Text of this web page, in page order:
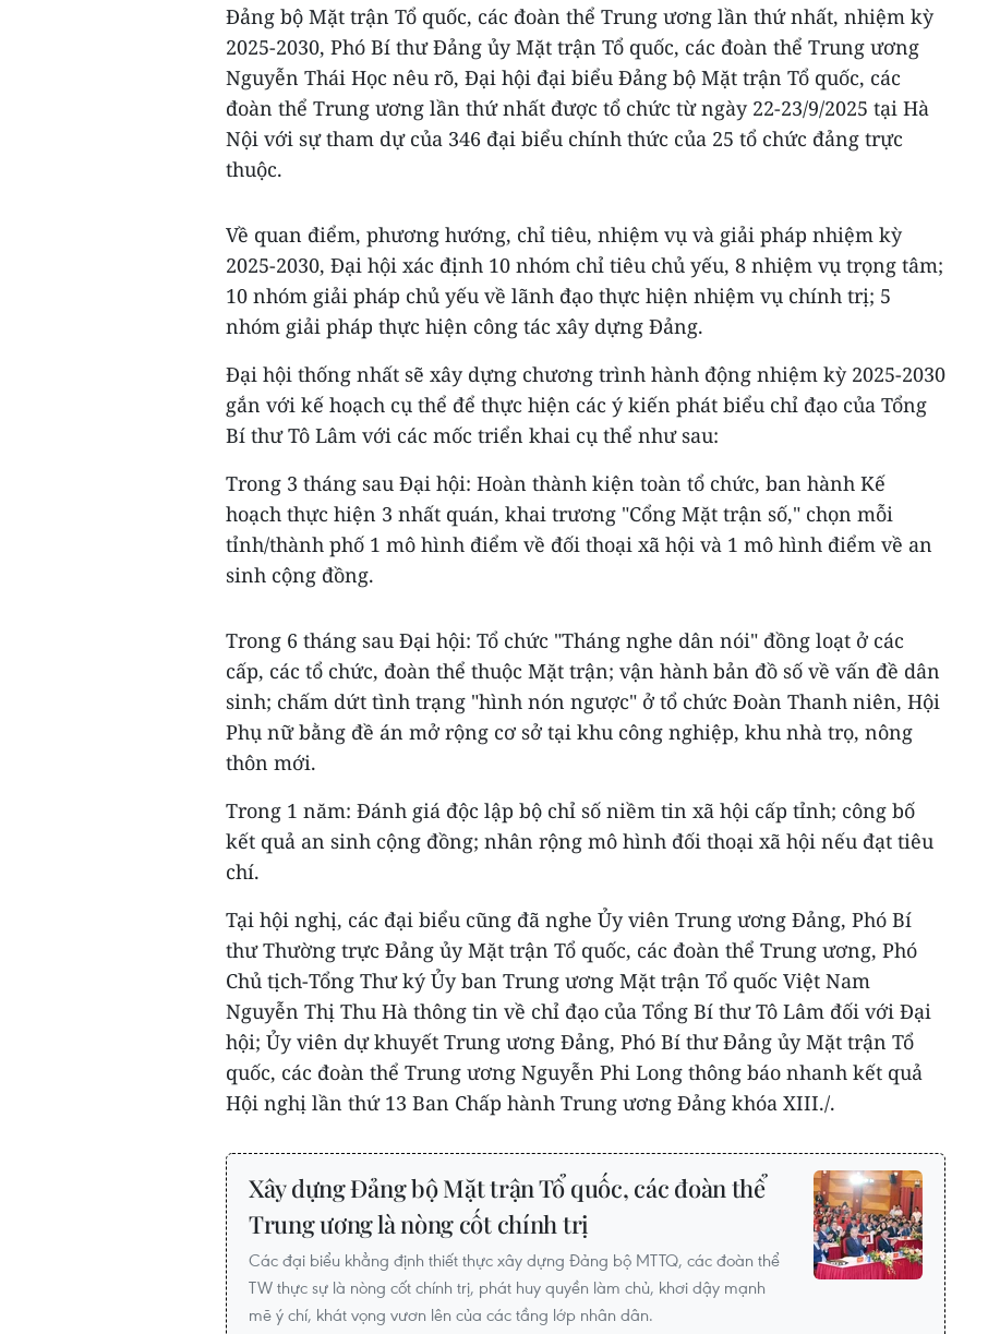
Đảng bộ Mặt trận Tổ quốc, các đoàn thể Trung ương lần thứ nhất, nhiệm kỳ
2025-2030, Phó Bí thư Đảng ủy Mặt trận Tổ quốc, các đoàn thể Trung ương
Nguyễn Thái Học nêu rõ, Đại hội đại biểu Đảng bộ Mặt trận Tổ quốc, các
đoàn thể Trung ương lần thứ nhất được tổ chức từ ngày 22-23/9/2025 tại Hà
Nội với sự tham dự của 346 đại biểu chính thức của 25 tổ chức đảng trực
thuộc.
Về quan điểm, phương hướng, chỉ tiêu, nhiệm vụ và giải pháp nhiệm kỳ
2025-2030, Đại hội xác định 10 nhóm chỉ tiêu chủ yếu, 8 nhiệm vụ trọng tâm;
10 nhóm giải pháp chủ yếu về lãnh đạo thực hiện nhiệm vụ chính trị; 5
nhóm giải pháp thực hiện công tác xây dựng Đảng.
Đại hội thống nhất sẽ xây dựng chương trình hành động nhiệm kỳ 2025-2030
gắn với kế hoạch cụ thể để thực hiện các ý kiến phát biểu chỉ đạo của Tổng
Bí thư Tô Lâm với các mốc triển khai cụ thể như sau:
Trong 3 tháng sau Đại hội: Hoàn thành kiện toàn tổ chức, ban hành Kế
hoạch thực hiện 3 nhất quán, khai trương "Cổng Mặt trận số," chọn mỗi
tỉnh/thành phố 1 mô hình điểm về đối thoại xã hội và 1 mô hình điểm về an
sinh cộng đồng.
Trong 6 tháng sau Đại hội: Tổ chức "Tháng nghe dân nói" đồng loạt ở các
cấp, các tổ chức, đoàn thể thuộc Mặt trận; vận hành bản đồ số về vấn đề dân
sinh; chấm dứt tình trạng "hình nón ngược" ở tổ chức Đoàn Thanh niên, Hội
Phụ nữ bằng đề án mở rộng cơ sở tại khu công nghiệp, khu nhà trọ, nông
thôn mới.
Trong 1 năm: Đánh giá độc lập bộ chỉ số niềm tin xã hội cấp tỉnh; công bố
kết quả an sinh cộng đồng; nhân rộng mô hình đối thoại xã hội nếu đạt tiêu
chí.
Tại hội nghị, các đại biểu cũng đã nghe Ủy viên Trung ương Đảng, Phó Bí
thư Thường trực Đảng ủy Mặt trận Tổ quốc, các đoàn thể Trung ương, Phó
Chủ tịch-Tổng Thư ký Ủy ban Trung ương Mặt trận Tổ quốc Việt Nam
Nguyễn Thị Thu Hà thông tin về chỉ đạo của Tổng Bí thư Tô Lâm đối với Đại
hội; Ủy viên dự khuyết Trung ương Đảng, Phó Bí thư Đảng ủy Mặt trận Tổ
quốc, các đoàn thể Trung ương Nguyễn Phi Long thông báo nhanh kết quả
Hội nghị lần thứ 13 Ban Chấp hành Trung ương Đảng khóa XIII./.
Xây dựng Đảng bộ Mặt trận Tổ quốc, các đoàn thể
Trung ương là nòng cốt chính trị
Các đại biểu khẳng định thiết thực xây dựng Đảng bộ MTTQ, các đoàn thể
TW thực sự là nòng cốt chính trị, phát huy quyền làm chủ, khơi dậy mạnh
mẽ ý chí, khát vọng vươn lên của các tầng lớp nhân dân.